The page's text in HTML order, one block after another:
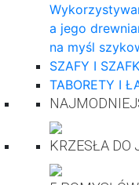
a jego
na myśl
SZAFY I
TABORETY I
KRZESŁA DO